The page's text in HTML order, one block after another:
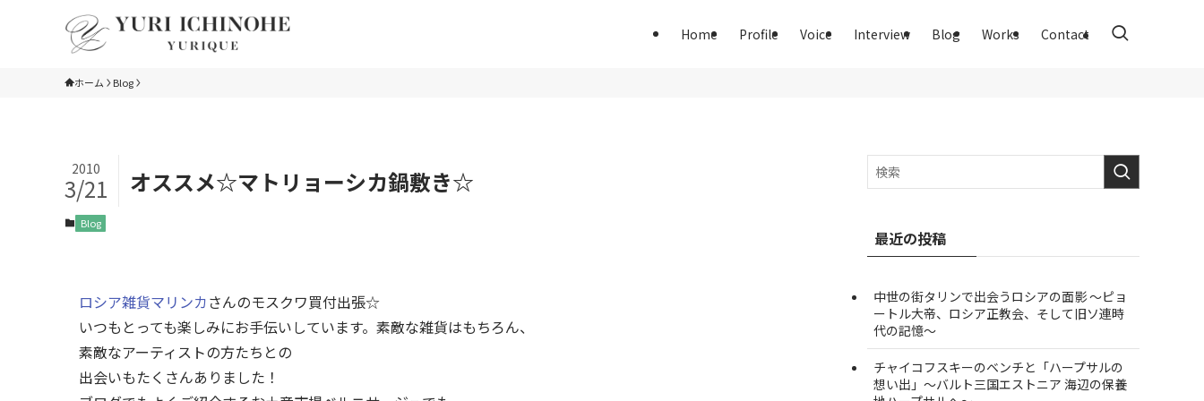
Home Profile Voice Interview Blog Works Contact
ホーム Blog
オススメ☆マトリョーシカ鍋敷き☆
2010
3/21
Blog
ロシア雑貨マリンカさんのモスクワ買付出張☆
いつもとっても楽しみにお手伝いしています。素敵な雑貨はもちろん、
素敵なアーティストの方たちとの
出会いもたくさんありました！
最近の投稿
中世の街タリンで出会うロシアの面影 ～ピョ
ートル大帝、ロシア正教会、そして旧ソ連時
代の記憶～
チャイコフスキーのベンチと「ハープサルの
想い出」～バルト三国エストニア 海辺の保養